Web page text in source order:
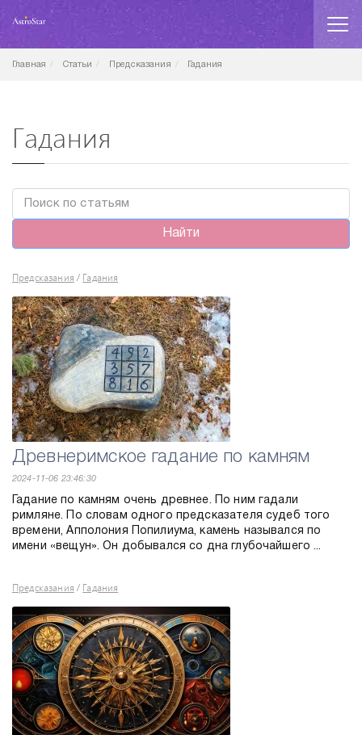
Главная Статьи Предсказания Гадания
Гадания
Найти
Предсказания / Гадания
Древнеримское гадание по камням
2024-11-06 23:46:30
Гадание по камням очень древнее. По ним гадали
римляне. По словам одного предсказателя судеб того
времени, Апполония Попилиума, камень назывался по
имени «вещун». Он добывался со дна глубочайшего ...
Предсказания / Гадания